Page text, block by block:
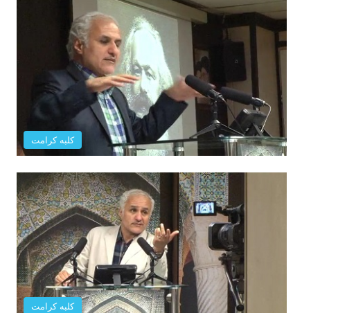
کلبه کرامت
کلبه کرامت